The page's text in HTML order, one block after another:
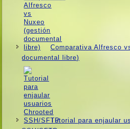
Comparativa Alfresco
documental libre)
Tutorial para enjaular